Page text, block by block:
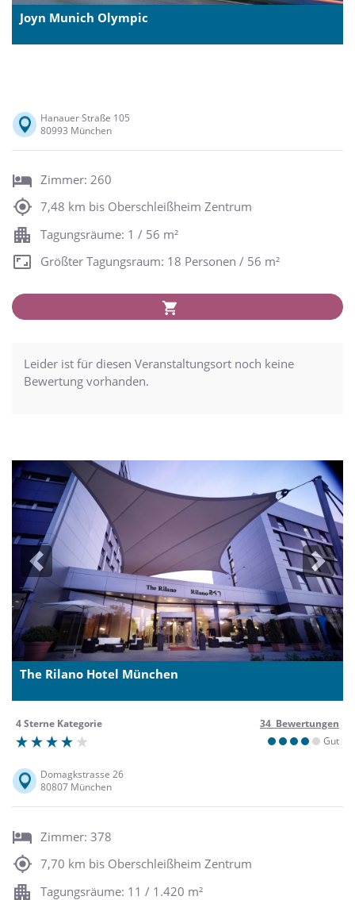
Joyn Munich Olympic
Hanauer Straße 105
80993 München
Zimmer: 260
7,48 km bis Oberschleißheim Zentrum
Tagungsräume: 1 / 56 m²
Größter Tagungsraum: 18 Personen / 56 m²
Leider ist für diesen Veranstaltungsort noch keine
Bewertung vorhanden.
Previous Next
The Rilano Hotel München
4 Sterne Kategorie
34 Bewertungen
Gut
Domagkstrasse 26
80807 München
Zimmer: 378
7,70 km bis Oberschleißheim Zentrum
Tagungsräume: 11 / 1.420 m²